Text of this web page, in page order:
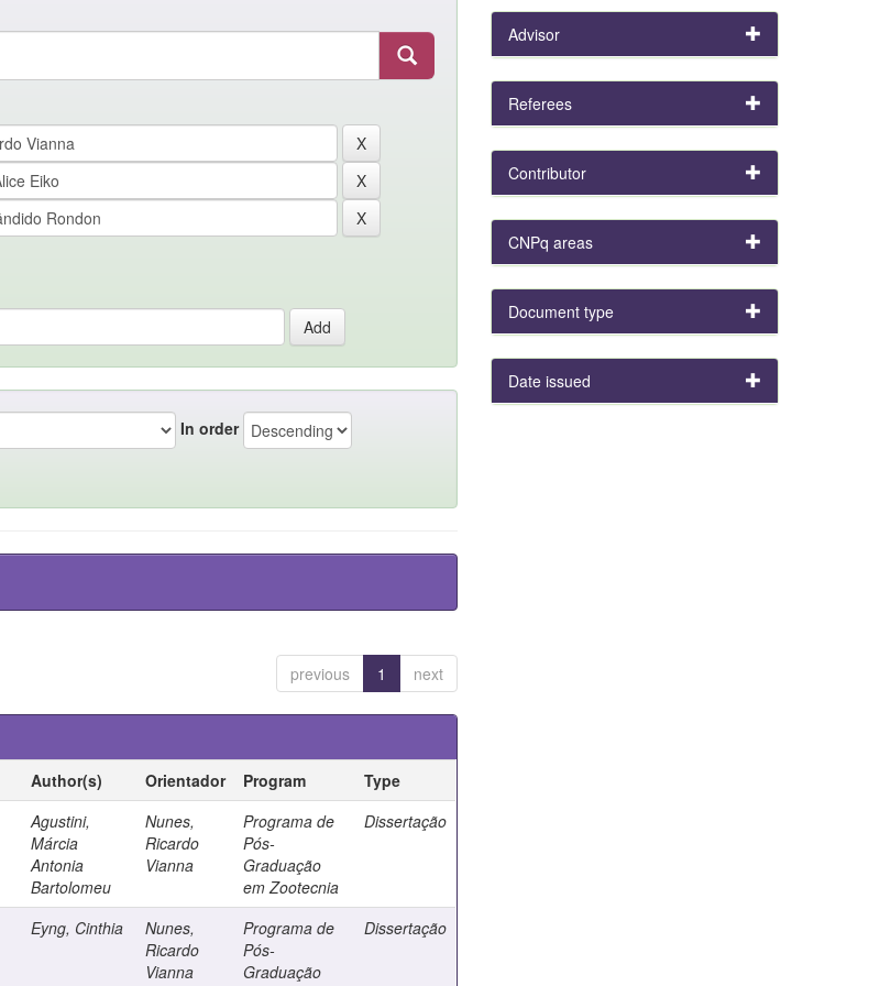
In order
previous 1 next
Author(s) Orientador Program
Type
Agustini,
Márcia
Antonia
Bartolomeu
Nunes,
Ricardo
Vianna
Programa de
Pós-
Graduação
em Zootecnia
Dissertação
Eyng, Cinthia
Nunes,
Ricardo
Vianna
Programa de
Pós-
Graduação
Dissertação
Advisor
Referees
Contributor
CNPq areas
Document type
Date issued